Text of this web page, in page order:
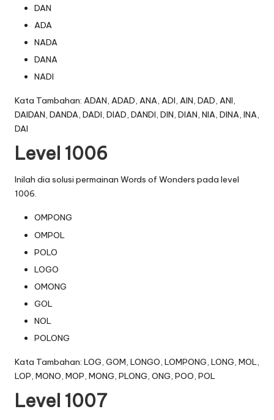
DAN
ADA
NADA
DANA
NADI
Kata Tambahan: ADAN, ADAD, ANA, ADI, AIN, DAD, ANI,
DAIDAN, DANDA, DADI, DIAD, DANDI, DIN, DIAN, NIA, DINA, INA,
DAI
Level 1006
Inilah dia solusi permainan Words of Wonders pada level
1006.
OMPONG
OMPOL
POLO
LOGO
OMONG
GOL
NOL
POLONG
Kata Tambahan: LOG, GOM, LONGO, LOMPONG, LONG, MOL,
LOP, MONO, MOP, MONG, PLONG, ONG, POO, POL
Level 1007